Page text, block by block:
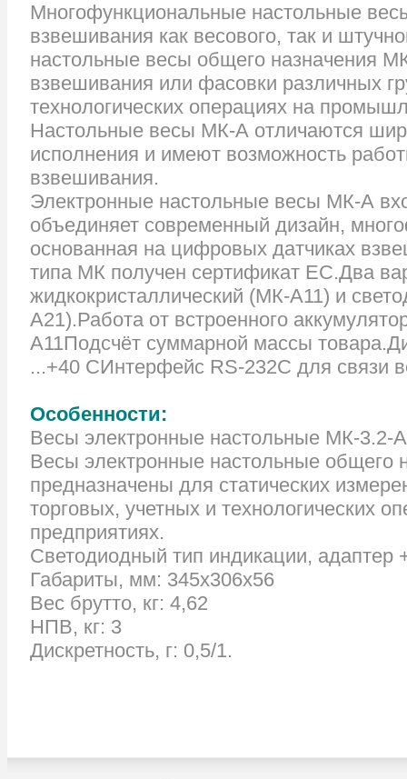
Многофункциональные настольные
взвешивания как весового, так и
настольные весы общего назначения
взвешивания или фасовки различных
технологических операциях на
Настольные весы МК-А отличаются
исполнения и имеют возможность
взвешивания.
Электронные настольные весы МК-А
объединяет современный дизайн,
основанная на цифровых датчиках
типа МК получен сертификат ЕС.Два
жидкокристаллический (МК-А11) и
А21).Работа от встроенного
А11Подсчёт суммарной массы
...+40 СИнтерфейс RS-232C для
Особенности:
Весы электронные настольные МК-3.2-
Весы электронные настольные общего
предназначены для статических
торговых, учетных и технологических
предприятиях.
Светодиодный тип индикации, адаптер
Габариты, мм: 345х306х56
Вес брутто, кг: 4,62
НПВ, кг: 3
Дискретность, г: 0,5/1.